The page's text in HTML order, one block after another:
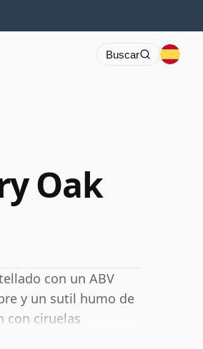
Buscar
Oak
con un ABV
y un sutil humo de
con ciruelas
caramelo